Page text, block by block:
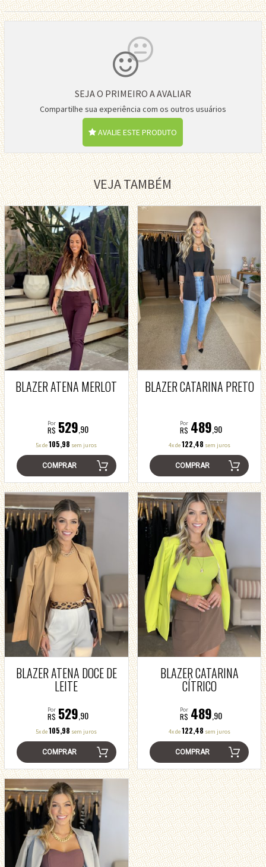
SEJA O PRIMEIRO A AVALIAR
Compartilhe sua experiência com os outros usuários
AVALIE ESTE PRODUTO
VEJA TAMBÉM
BLAZER ATENA MERLOT
Por
R$ 529 ,90
5x de105,98 sem juros
COMPRAR
BLAZER CATARINA PRETO
Por
R$ 489 ,90
4x de122,48 sem juros
COMPRAR
BLAZER ATENA DOCE DE
LEITE
Por
R$ 529,90
5x de105,98 sem juros
COMPRAR
BLAZER CATARINA
CÍTRICO
Por
R$ 489,90
4x de122,48 sem juros
COMPRAR